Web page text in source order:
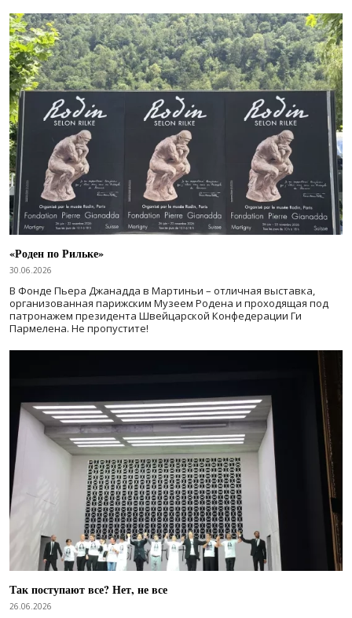
«Роден по Рильке»
30.06.2026
В Фонде Пьера Джанадда в Мартиньи – отличная выставка,
организованная парижским Музеем Родена и проходящая под
патронажем президента Швейцарской Конфедерации Ги
Пармелена. Не пропустите!
Так поступают все? Нет, не все
26.06.2026